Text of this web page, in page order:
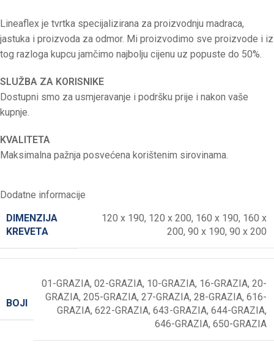
Lineaflex je tvrtka specijalizirana za proizvodnju madraca,
jastuka i proizvoda za odmor. Mi proizvodimo sve proizvode i iz
tog razloga kupcu jamčimo najbolju cijenu uz popuste do 50%.
SLUŽBA ZA KORISNIKE
Dostupni smo za usmjeravanje i podršku prije i nakon vaše
kupnje.
KVALITETA
Maksimalna pažnja posvećena korištenim sirovinama.
Dodatne informacije
DIMENZIJA
KREVETA
120 x 190, 120 x 200, 160 x 190, 160 x
200, 90 x 190, 90 x 200
BOJI
01-GRAZIA, 02-GRAZIA, 10-GRAZIA, 16-GRAZIA, 20-
GRAZIA, 205-GRAZIA, 27-GRAZIA, 28-GRAZIA, 616-
GRAZIA, 622-GRAZIA, 643-GRAZIA, 644-GRAZIA,
646-GRAZIA, 650-GRAZIA